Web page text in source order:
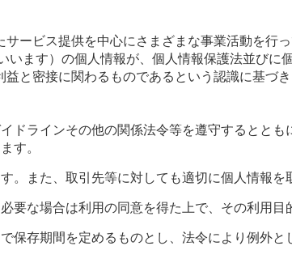
ービス提供を中心にさまざまな事業活動を行
ます）の個人情報が、個人情報保護法並びに
と密接に関わるものであるという認識に基づ
ドラインその他の関係法令等を遵守するとと
す。
また、取引先等に対しても適切に個人情報を
な場合は利用の同意を得た上で、その利用目
保存期間を定めるものとし、法令により例外